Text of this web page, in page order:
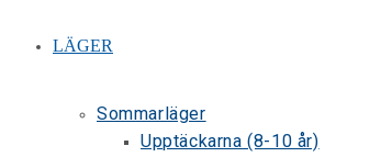
LÄGER
Sommarläger
Upptäckarna (8-10 år)